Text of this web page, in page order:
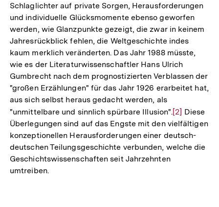
Schlaglichter auf private Sorgen, Herausforderungen
und individuelle Glücksmomente ebenso geworfen
werden, wie Glanzpunkte gezeigt, die zwar in keinem
Jahresrückblick fehlen, die Weltgeschichte indes
kaum merklich veränderten. Das Jahr 1988 müsste,
wie es der Literaturwissenschaftler Hans Ulrich
Gumbrecht nach dem prognostizierten Verblassen der
"großen Erzählungen" für das Jahr 1926 erarbeitet hat,
aus sich selbst heraus gedacht werden, als
"unmittelbare und sinnlich spürbare Illusion".Zur
Auflösung
der
Fußnote
[2] Diese
Überlegungen sind auf das Engste mit den vielfältigen
konzeptionellen Herausforderungen einer deutsch-
deutschen Teilungsgeschichte verbunden, welche die
Geschichtswissenschaften seit Jahrzehnten
umtreiben.